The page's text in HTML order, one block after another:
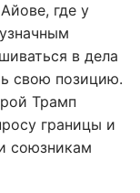
где у
в дела
свою позицию.
Трамп
границы и
союзникам